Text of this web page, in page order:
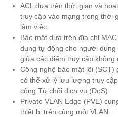
ACL dựa trên thời gian và
truy cập vào mạng trong thời
làm việc.
Bảo mật dựa trên địa chỉ
dụng tự động cho người dùng
giữa các điểm truy cập không
Công nghệ bảo mật lõi
có thể xử lý lưu lượng truy
công Từ chối dịch vụ (DoS).
Private VLAN Edge (PVE)
thiết bị trên cùng một VLAN.